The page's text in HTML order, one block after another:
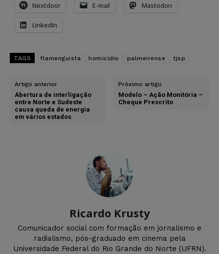
Nextdoor E-mail Mastodon
LinkedIn
TAGS flamenguista homicídio palmeirense tjsp
Artigo anterior
Abertura de interligação
entre Norte e Sudeste
causa queda de energia
em vários estados
Próximo artigo
Modelo – Ação Monitória –
Cheque Prescrito
Ricardo Krusty
Comunicador social com formação em jornalismo e
radialismo, pós-graduado em cinema pela
Universidade Federal do Rio Grande do Norte (UFRN).